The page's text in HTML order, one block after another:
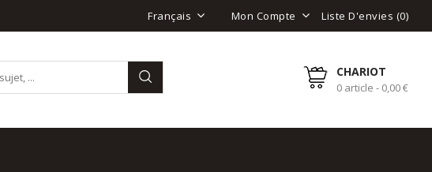
Français Mon Compte Liste D'envies (0)
CHARIOT
0 article - 0,00 €